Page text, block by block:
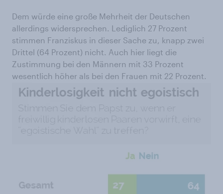
Dem würde eine große Mehrheit der Deutschen
allerdings widersprechen. Lediglich 27 Prozent
stimmen Franziskus in dieser Sache zu, knapp zwei
Drittel (64 Prozent) nicht. Auch hier liegt die
Zustimmung bei den Männern mit 33 Prozent
wesentlich höher als bei den Frauen mit 22 Prozent.